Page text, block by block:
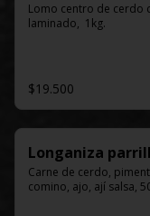
Lomo centro de cerdo
laminado,  1kg.
$19.500
Longaniza
Carne de cerdo,
comino, ajo, ají salsa,